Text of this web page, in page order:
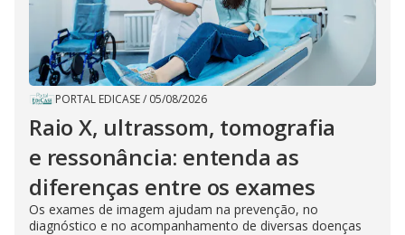
PORTAL EDICASE/ 05/08/2026
Raio X, ultrassom, tomografia
e ressonância: entenda as
diferenças entre os exames
Os exames de imagem ajudam na prevenção, no
diagnóstico e no acompanhamento de diversas doenças